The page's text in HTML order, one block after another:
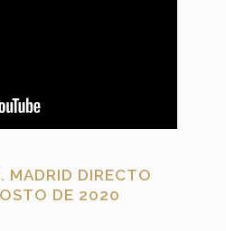
MADRID DIRECTO
DE 2020